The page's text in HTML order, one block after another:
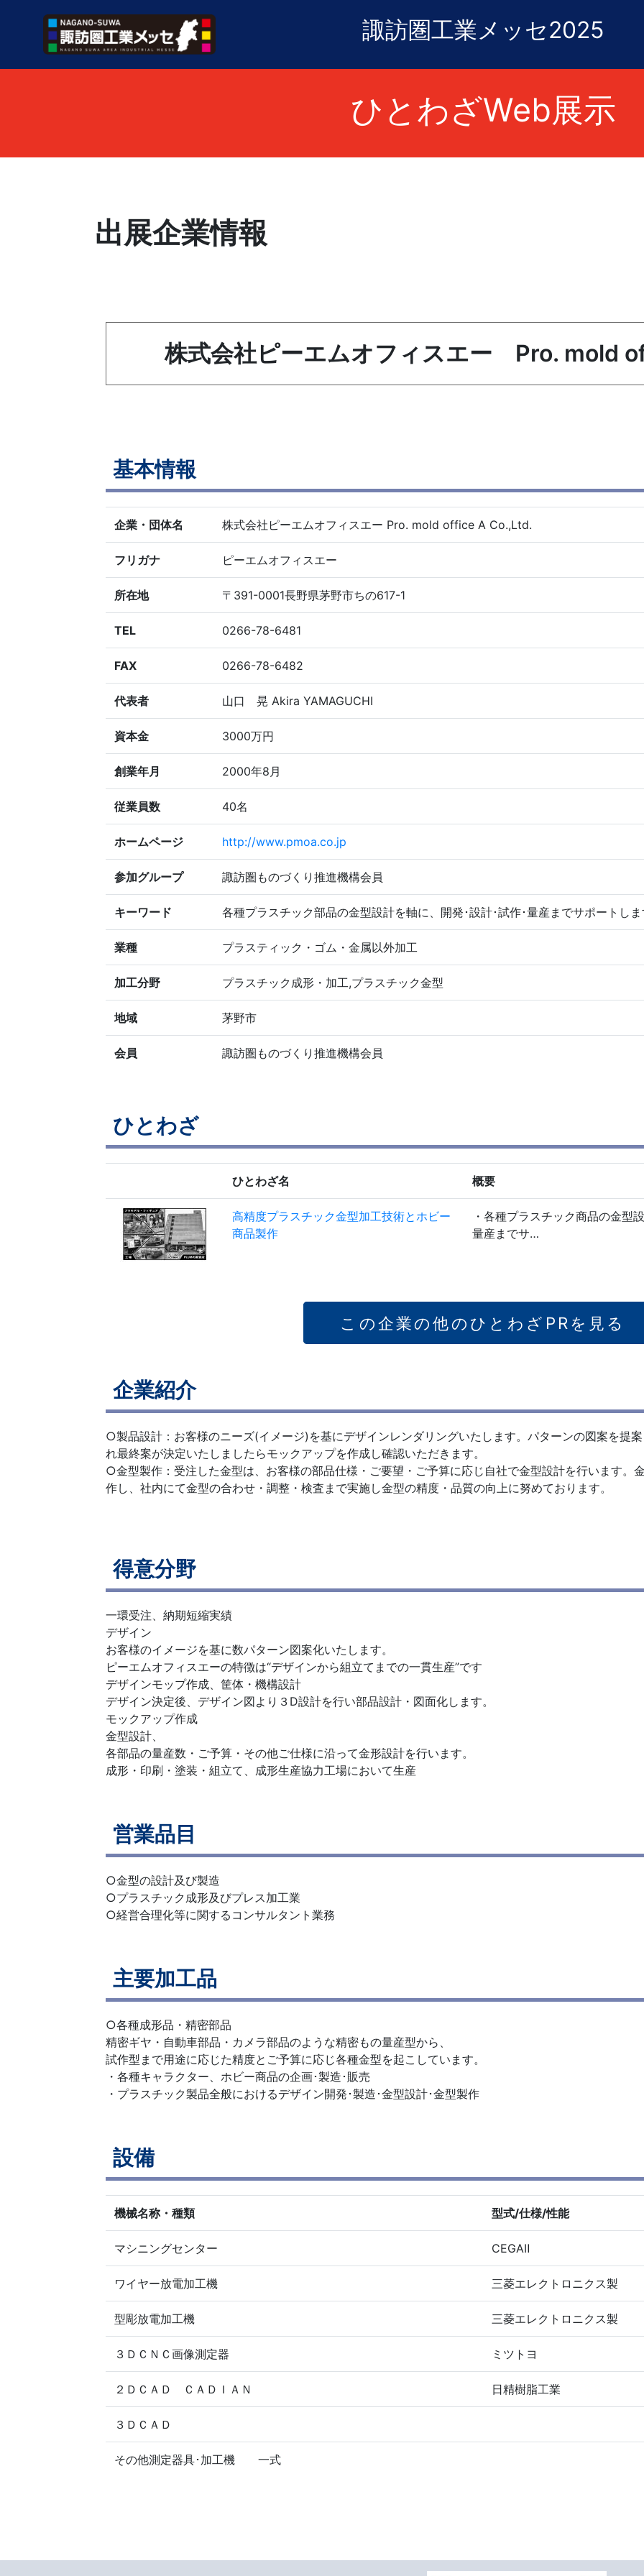
諏訪圏工業メッセ2025
ひとわざWeb展示
出展企業情報
株式会社ピーエムオフィスエー Pro. mold
基本情報
企業・団体名 株式会社ピーエムオフィスエー Pro. mold office A Co.,Ltd.
フリガナ ピーエムオフィスエー
所在地 〒391-0001長野県茅野市ちの617-1
TEL 0266-78-6481
FAX 0266-78-6482
代表者 山口 晃 Akira YAMAGUCHI
資本金 3000万円
創業年月 2000年8月
従業員数 40名
ホームページ http://www.pmoa.co.jp
参加グループ 諏訪圏ものづくり推進機構会員
キーワード 各種プラスチック部品の金型設計を軸に、開発･設計･試作･量産までサポートし
業種 プラスティック・ゴム・金属以外加工
加工分野 プラスチック成形・加工,プラスチック金型
地域 茅野市
会員 諏訪圏ものづくり推進機構会員
ひとわざ
ひとわざ名 概要
高精度プラスチック金型加工技術とホビー
商品製作
・各種プラスチック商品の金型
量産までサ…
この企業の他のひとわざPRを見る
企業紹介
○製品設計：お客様のニーズ(イメージ)を基にデザインレンダリングいたします。パターンの図案を提
れ最終案が決定いたしましたらモックアップを作成し確認いただきます。
○金型製作：受注した金型は、お客様の部品仕様・ご要望・ご予算に応じ自社で金型設計を行います。
作し、社内にて金型の合わせ・調整・検査まで実施し金型の精度・品質の向上に努めております。
得意分野
一環受注、納期短縮実績
デザイン
お客様のイメージを基に数パターン図案化いたします。
ピーエムオフィスエーの特徴は“デザインから組立てまでの一貫生産”です
デザインモップ作成、筐体・機構設計
デザイン決定後、デザイン図より３D設計を行い部品設計・図面化します。
モックアップ作成
金型設計、
各部品の量産数・ご予算・その他ご仕様に沿って金形設計を行います。
成形・印刷・塗装・組立て、成形生産協力工場において生産
営業品目
○金型の設計及び製造
○プラスチック成形及びプレス加工業
○経営合理化等に関するコンサルタント業務
主要加工品
○各種成形品・精密部品
精密ギヤ・自動車部品・カメラ部品のような精密もの量産型から、
試作型まで用途に応じた精度とご予算に応じ各種金型を起こしています。
・各種キャラクター、ホビー商品の企画･製造･販売
・プラスチック製品全般におけるデザイン開発･製造･金型設計･金型製作
設備
機械名称・種類 型式/仕様/性能
マシニングセンター CEGAⅡ
ワイヤー放電加工機 三菱エレクトロニクス製
型彫放電加工機 三菱エレクトロニクス製
３ＤＣＮＣ画像測定器 ミツトヨ
２ＤＣＡＤ ＣＡＤＩＡＮ 日精樹脂工業
３ＤＣＡＤ
その他測定器具･加工機 一式